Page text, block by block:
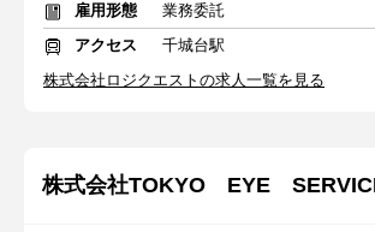
雇用形態
業務委託
アクセス
千城台駅
株式会社ロジクエストの求人一覧を見る
株式会社TOKYO EYE